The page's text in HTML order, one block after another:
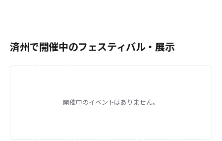
済州で開催中のフェスティバル・展示
開催中のイベントはありません。